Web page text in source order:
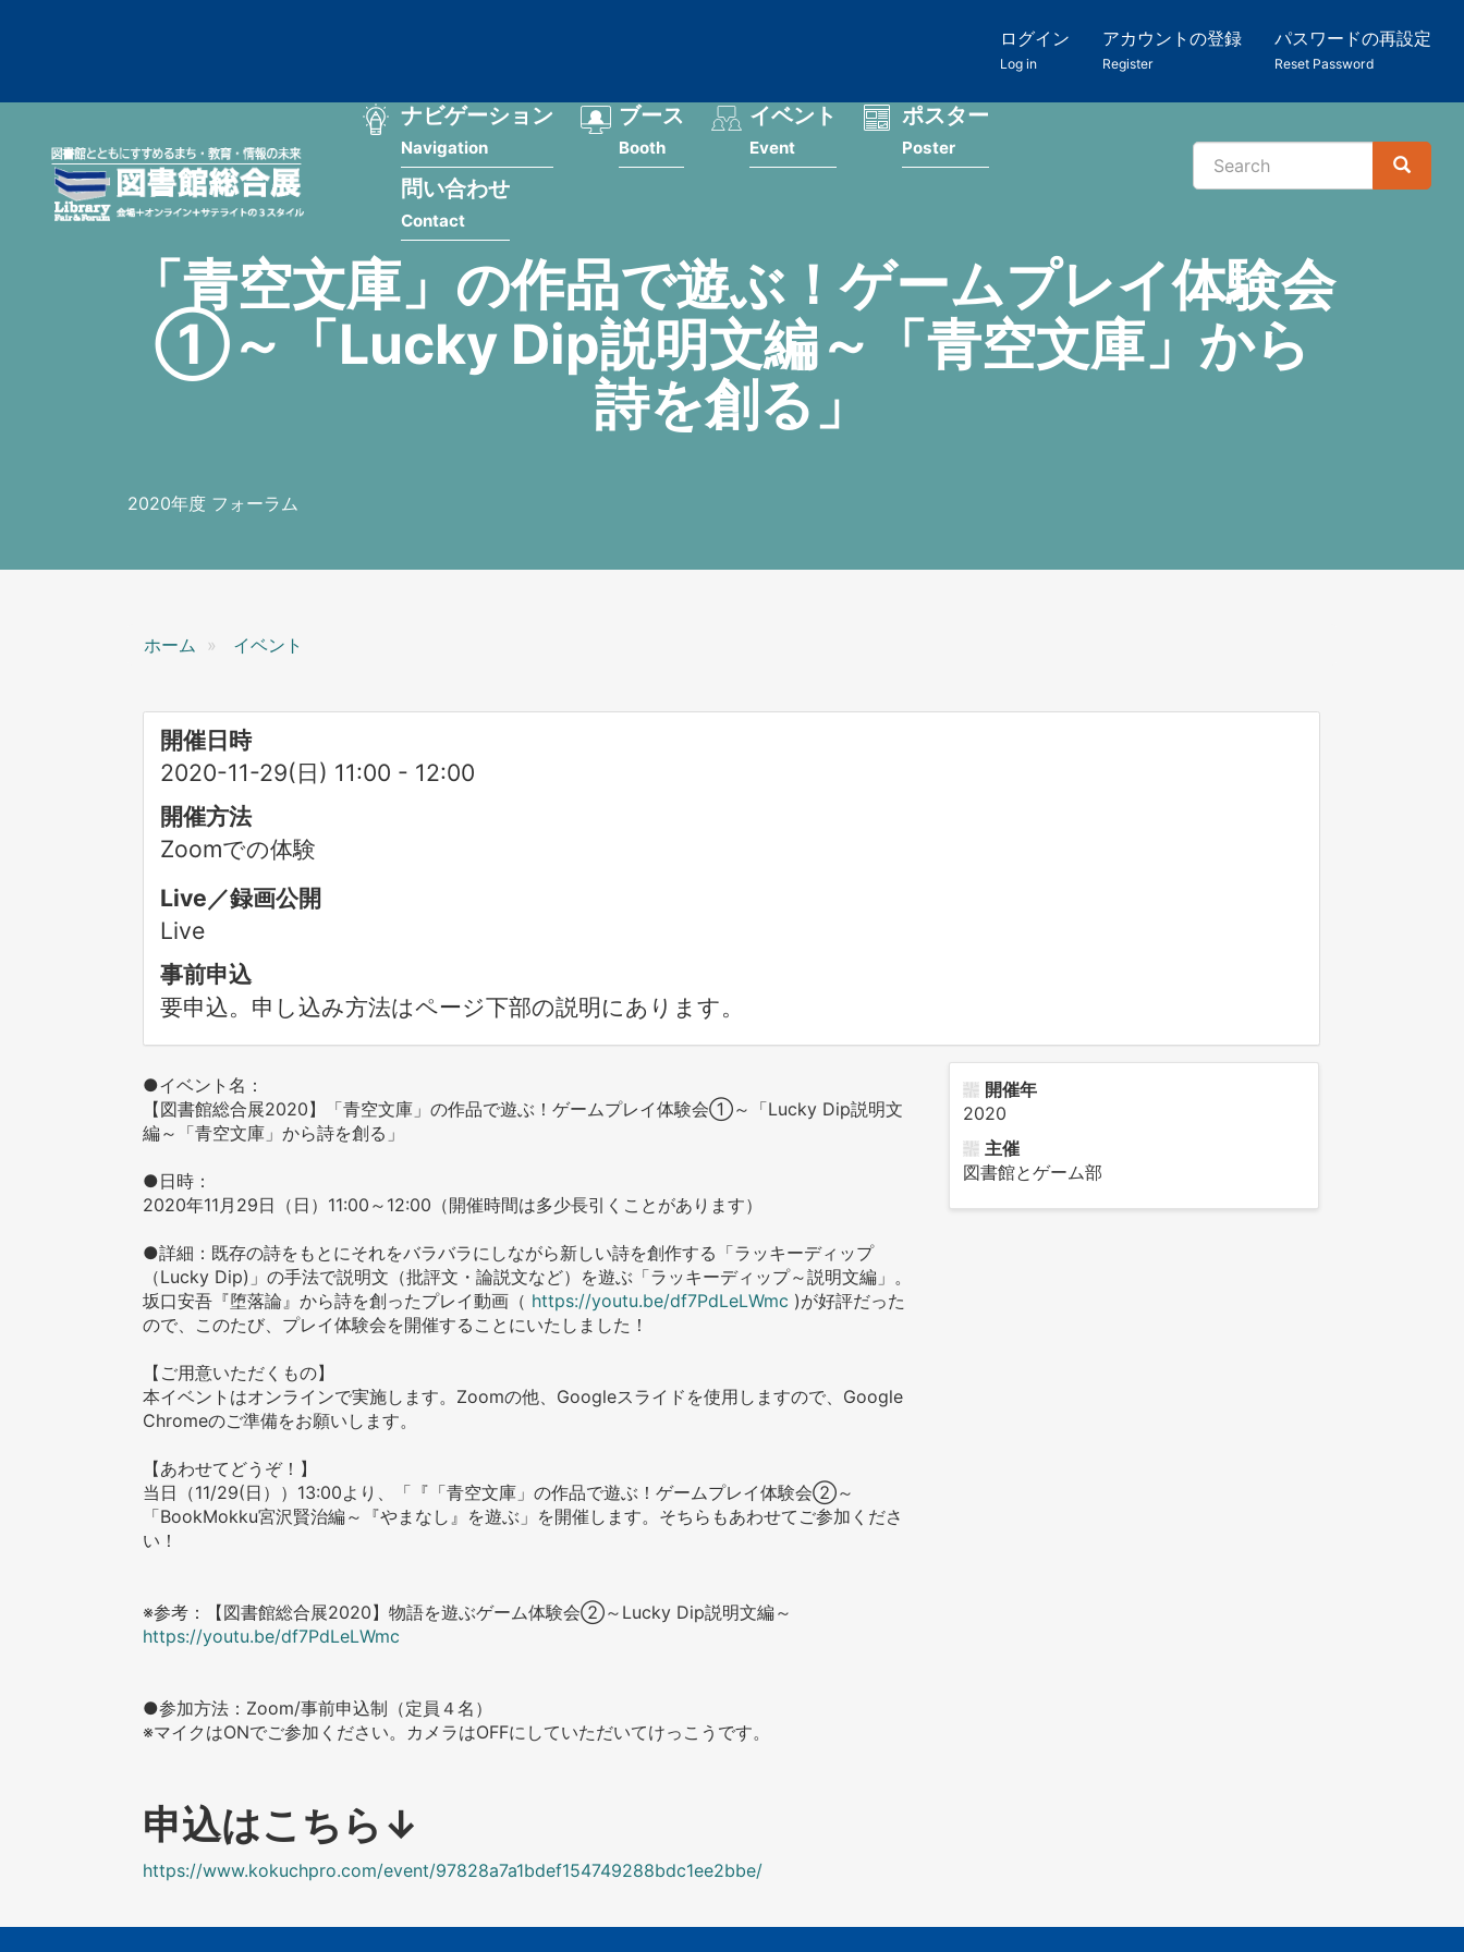
ン
ー
ザ
ログイン
Log in
アカウントの登録
Register
パスワードの再設定
Reset Password
メ
ナ
ビ
ゲ
ー
ナビゲーション
Navigation
ブース
Booth
イベント
Event
ポスター
Poster
問い合わせ
Contact
検
Search
Search
「青空文庫」の作品で遊ぶ！ゲームプレイ体験会
①～「Lucky Dip説明文編～「青空文庫」から
詩を創る」
2020年度 フォーラム
ホーム イベント
開催日時
2020-11-29(日) 11:00 - 12:00
開催方法
Zoomでの体験
Live／録画公開
Live
事前申込
要申込。申し込み方法はページ下部の説明にあります。
●イベント名：
【図書館総合展2020】「青空文庫」の作品で遊ぶ！ゲームプレイ体験会①～「Lucky Dip説明文
編～「青空文庫」から詩を創る」
●日時：
2020年11月29日（日）11:00～12:00（開催時間は多少長引くことがあります）
●詳細：既存の詩をもとにそれをバラバラにしながら新しい詩を創作する「ラッキーディップ
（Lucky Dip)」の手法で説明文（批評文・論説文など）を遊ぶ「ラッキーディップ～説明文編」。
坂口安吾『堕落論』から詩を創ったプレイ動画（ https://youtu.be/df7PdLeLWmc )が好評だった
ので、このたび、プレイ体験会を開催することにいたしました！
【ご用意いただくもの】
本イベントはオンラインで実施します。Zoomの他、Googleスライドを使用しますので、Google
Chromeのご準備をお願いします。
【あわせてどうぞ！】
当日（11/29(日））13:00より、「『「青空文庫」の作品で遊ぶ！ゲームプレイ体験会②～
「BookMokku宮沢賢治編～『やまなし』を遊ぶ」を開催します。そちらもあわせてご参加くださ
い！
※参考：【図書館総合展2020】物語を遊ぶゲーム体験会②～Lucky Dip説明文編～
https://youtu.be/df7PdLeLWmc
●参加方法：Zoom/事前申込制（定員４名）
※マイクはONでご参加ください。カメラはOFFにしていただいてけっこうです。
申込はこちら↓
https://www.kokuchpro.com/event/97828a7a1bdef154749288bdc1ee2bbe/
開催年
2020
主催
図書館とゲーム部